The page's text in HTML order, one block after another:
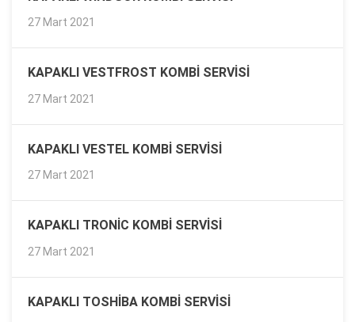
27 Mart 2021
KAPAKLI VESTFROST KOMBI SERVISI
27 Mart 2021
KAPAKLI VESTEL KOMBI SERVISI
27 Mart 2021
KAPAKLI TRONIC KOMBI SERVISI
27 Mart 2021
KAPAKLI TOSHIBA KOMBI SERVISI